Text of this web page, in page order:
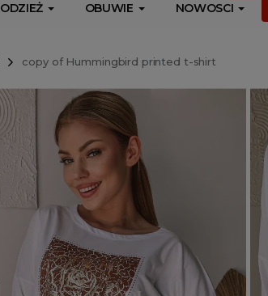
ODZIEŻ OBUWIE NOWOSCI
copy of Hummingbird printed t-shirt